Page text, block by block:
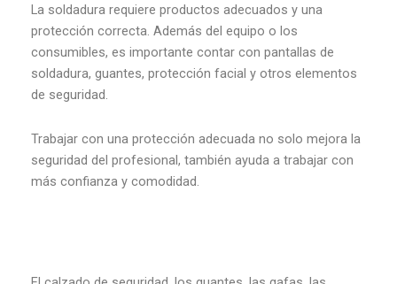
La soldadura requiere productos adecuados y una
protección correcta. Además del equipo o los
consumibles, es importante contar con pantallas de
soldadura, guantes, protección facial y otros elementos
de seguridad.
Trabajar con una protección adecuada no solo mejora la
seguridad del profesional, también ayuda a trabajar con
más confianza y comodidad.